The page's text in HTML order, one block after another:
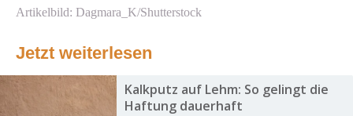
Artikelbild: Dagmara_K/Shutterstock
Jetzt weiterlesen
Kalkputz auf Lehm: So gelingt die
Haftung dauerhaft